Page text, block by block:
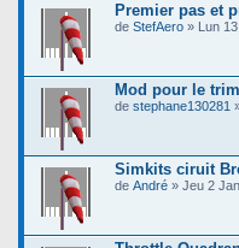
Premier pas et
de StefAero » Lun
Mod pour le
de stephane130281
Simkits ciruit
de André » Jeu 2